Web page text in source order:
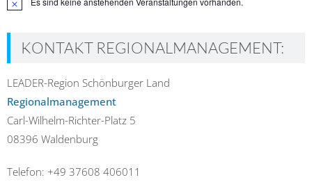
Hinweis
KONTAKT REGIONALMANAGEMENT:
LEADER-Region Schönburger Land
Regionalmanagement
Carl-Wilhelm-Richter-Platz 5
08396 Waldenburg
Telefon: +49 37608 406011